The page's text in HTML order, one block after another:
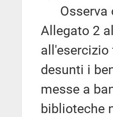
Osserva
Allegato 2
all'esercizio
desunti i
messe a
biblioteche